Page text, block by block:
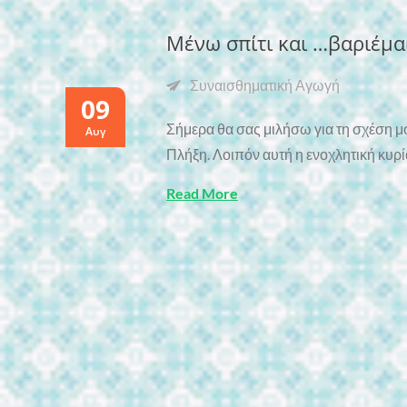
09
Αυγ
Μένω σπίτι και
Συναισθηματική Αγωγή
Σήμερα θα σας μιλήσω για τη σχέση
Πλήξη. Λοιπόν αυτή η ενοχλητική
Read More